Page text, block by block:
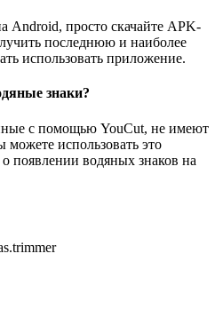
Android, просто скачайте APK-
последнюю и наиболее
использовать приложение.
знаки?
с помощью YouCut, не имеют
использовать это
появлении водяных знаков на